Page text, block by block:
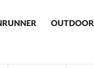
OUTDOOR